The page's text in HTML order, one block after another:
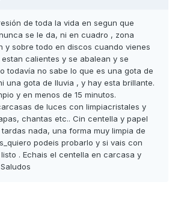
de toda la vida en segun que
se le da, ni en cuadro , zona
y sobre todo en discos cuando vienes
calientes y se abalean y se
todavía no sabe lo que es una gota de
una gota de lluvia , y hay esta brillante.
y en menos de 15 minutos.
de luces con limpiacristales y
chantas etc.. Cin centella y papel
nada, una forma muy limpia de
podeis probarlo y si vais con
. Echais el centella en carcasa y